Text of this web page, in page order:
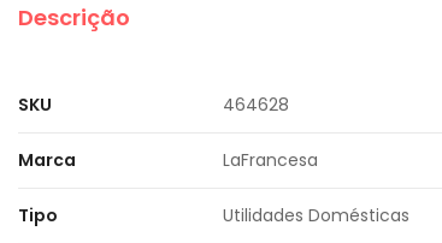
Descrição
SKU 464628
Marca LaFrancesa
Tipo Utilidades Domésticas